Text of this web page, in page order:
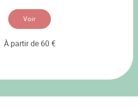
Voir
À partir de 60 €